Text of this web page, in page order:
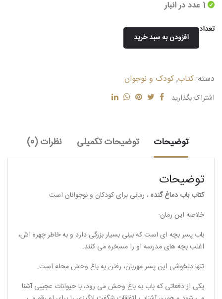
تعداد
عدد
افزودن به سبد خرید
دسته:کتاب,کودک و نوجوان
اشتراک بگذارید
توضیحات توضیحات تکمیلی نظرات (0)
توضیحات
کتاب باب دماغ گنده، رمانی برای کودکان و نوجوانان است.
خلاصه این رمان:
باب پسر بچه ای است که بینی بسیار بزرگی دارد و به خاطر چهره اش،
اغلب بچه های مدرسه او را مسخره می کنند.
تنها دلخوشی این پسر مهربان، رفتن به باغ وحش محله است.
یکی از دفعاتی که باب به باغ وحش می رود، با حیوانات عجیبی آشنا